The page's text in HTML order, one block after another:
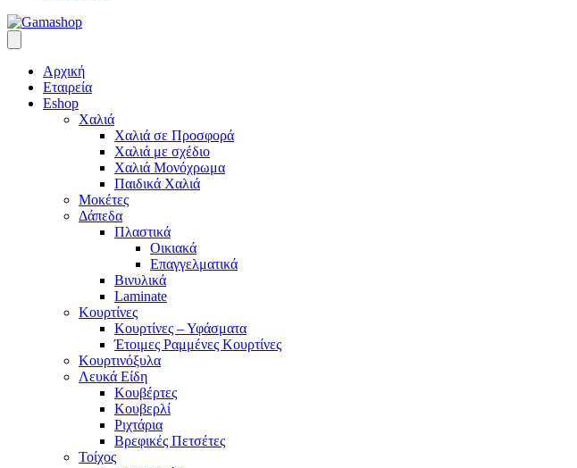
Αρχική
Εταιρεία
Eshop
Χαλιά
Χαλιά σε Προσφορά
Χαλιά με σχέδιο
Χαλιά Μονόχρωμα
Παιδικά Χαλιά
Μοκέτες
Δάπεδα
Πλαστικά
Οικιακά
Επαγγελματικά
Βινυλικά
Laminate
Κουρτίνες
Κουρτίνες – Υφάσματα
Έτοιμες Ραμμένες Κουρτίνες
Κουρτινόξυλα
Λευκά Είδη
Κουβέρτες
Κουβερλί
Ριχτάρια
Βρεφικές Πετσέτες
Τοίχος